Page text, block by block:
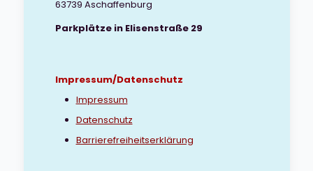
63739 Aschaffenburg
Parkplätze in Elisenstraße 29
Impressum/Datenschutz
Impressum
Datenschutz
Barrierefreiheitserklärung